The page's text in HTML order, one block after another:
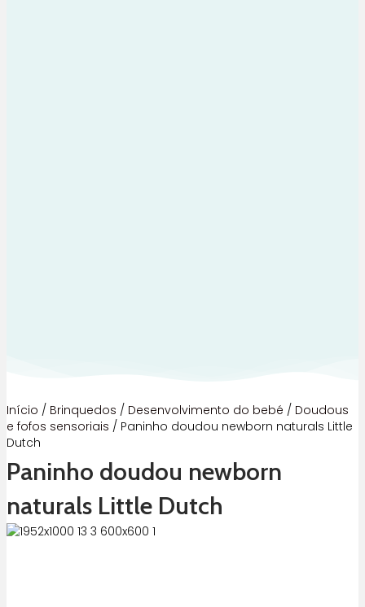
Início / Brinquedos / Desenvolvimento do bebé / Doudous
e fofos sensoriais / Paninho doudou newborn naturals Little
Dutch
Paninho doudou newborn
naturals Little Dutch